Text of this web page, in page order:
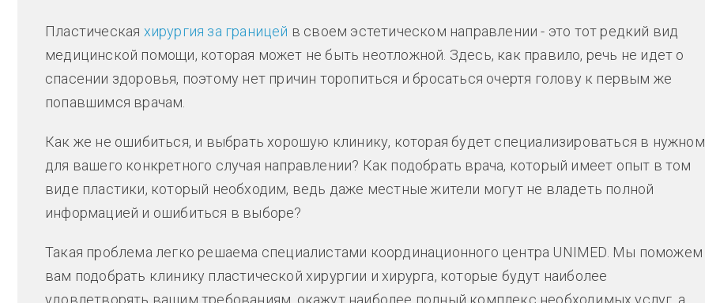
Пластическая хирургия за границей в своем эстетическом направлении - это тот редкий вид
медицинской помощи, которая может не быть неотложной. Здесь, как правило, речь не идет о
спасении здоровья, поэтому нет причин торопиться и бросаться очертя голову к первым же
попавшимся врачам.
Как же не ошибиться, и выбрать хорошую клинику, которая будет специализироваться в нужном
для вашего конкретного случая направлении? Как подобрать врача, который имеет опыт в том
виде пластики, который необходим, ведь даже местные жители могут не владеть полной
информацией и ошибиться в выборе?
Такая проблема легко решаема специалистами координационного центра UNIMED. Мы поможем
вам подобрать клинику пластической хирургии и хирурга, которые будут наиболее
удовлетворять вашим требованиям, окажут наиболее полный комплекс необходимых услуг, а